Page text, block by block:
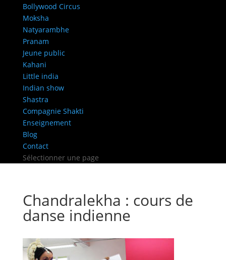
Bollywood Circus
Moksha
Natyarambhe
Pranam
Jeune public
Kahani
Little india
Indian show
Shastra
Compagnie Shakti
Enseignement
Blog
Contact
Sélectionner une page
Chandralekha : cours de
danse indienne